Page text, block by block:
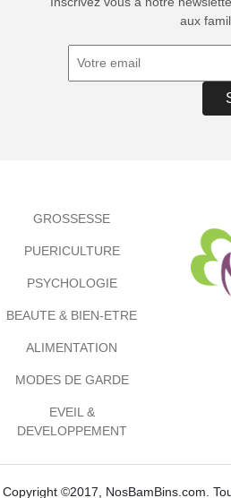
aux
GROSSESSE
PUERICULTURE
PSYCHOLOGIE
BEAUTE & BIEN-ETRE
ALIMENTATION
MODES DE GARDE
EVEIL &
DEVELOPPEMENT
Copyright ©2017, NosBamBins.com.